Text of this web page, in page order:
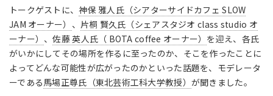
トークゲストに、神保 雅人氏（シアターサイドカフェ SLOW
JAM オーナー） 、 片桐 賢久氏（シェアスタジオ class studio オ
ーナー） 、佐藤 英人氏（ BOTA coffee オーナー） を迎え、各氏
がいかにしてその場所を作るに至ったのか、そこを作ったことに
よってどんな可能性が広がったのかといった話題を、モデレータ
ーである馬場正尊氏（東北芸術工科大学教授） が聞きました。